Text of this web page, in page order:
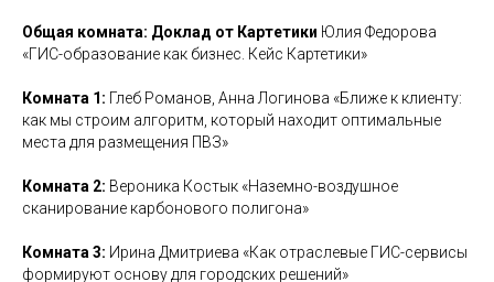
Общая комната: Доклад от Картетики Юлия Федорова
«ГИС-образование как бизнес. Кейс Картетики»
Комната 1: Глеб Романов, Анна Логинова «Ближе к клиенту:
как мы строим алгоритм, который находит оптимальные
места для размещения ПВЗ»
Комната 2: Вероника Костык «Наземно-воздушное
сканирование карбонового полигона»
Комната 3: Ирина Дмитриева «Как отраслевые ГИС-сервисы
формируют основу для городских решений»